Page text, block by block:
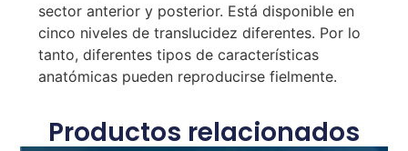
sector anterior y posterior. Está disponible en
cinco niveles de translucidez diferentes. Por lo
tanto, diferentes tipos de características
anatómicas pueden reproducirse fielmente.
Productos relacionados